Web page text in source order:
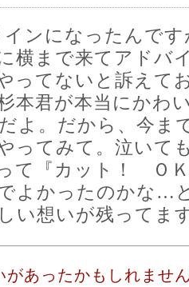
インになったんで
横まで来てアドバ
ってないと訴えて
本君が本当にかわ
よ。だから、今ま
ってみて。泣いて
て『カット！ Ｏ
よかったのかな…
い想いが残ってま
があったかもしれませ